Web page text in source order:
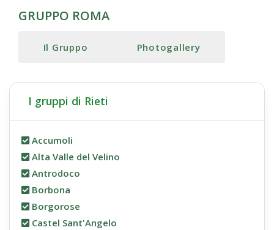
GRUPPO ROMA
Il Gruppo Photogallery
I gruppi di Rieti
Accumoli
Alta Valle del Velino
Antrodoco
Borbona
Borgorose
Castel Sant'Angelo